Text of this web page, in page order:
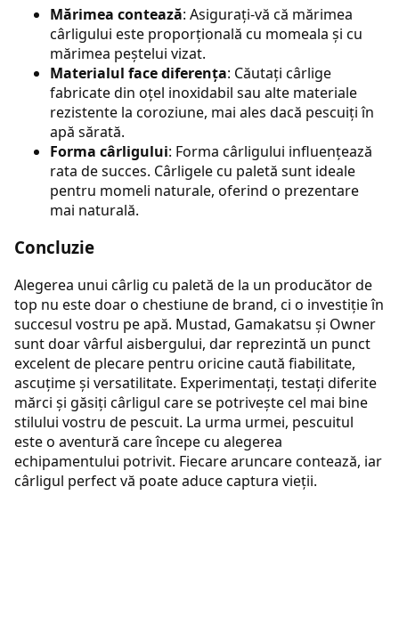
Mărimea contează: Asigurați-vă că mărimea
cârligului este proporțională cu momeala și cu
mărimea peștelui vizat.
Materialul face diferența: Căutați cârlige
fabricate din oțel inoxidabil sau alte materiale
rezistente la coroziune, mai ales dacă pescuiți în
apă sărată.
Forma cârligului: Forma cârligului influențează
rata de succes. Cârligele cu paletă sunt ideale
pentru momeli naturale, oferind o prezentare
mai naturală.
Concluzie
Alegerea unui cârlig cu paletă de la un producător de
top nu este doar o chestiune de brand, ci o investiție în
succesul vostru pe apă. Mustad, Gamakatsu și Owner
sunt doar vârful aisbergului, dar reprezintă un punct
excelent de plecare pentru oricine caută fiabilitate,
ascuțime și versatilitate. Experimentați, testați diferite
mărci și găsiți cârligul care se potrivește cel mai bine
stilului vostru de pescuit. La urma urmei, pescuitul
este o aventură care începe cu alegerea
echipamentului potrivit. Fiecare aruncare contează, iar
cârligul perfect vă poate aduce captura vieții.